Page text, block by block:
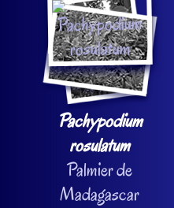
Pachypodium
rosulatum
Palmier de
Madagascar